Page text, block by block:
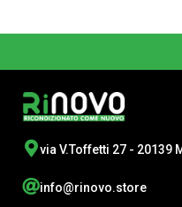
via V.Toffetti 27 - 20139
info@rinovo.store